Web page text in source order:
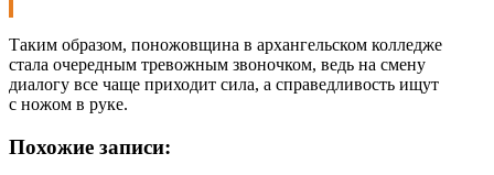
Таким образом, поножовщина в архангельском колледже
стала очередным тревожным звоночком, ведь на смену
диалогу все чаще приходит сила, а справедливость ищут
с ножом в руке.
Похожие записи: